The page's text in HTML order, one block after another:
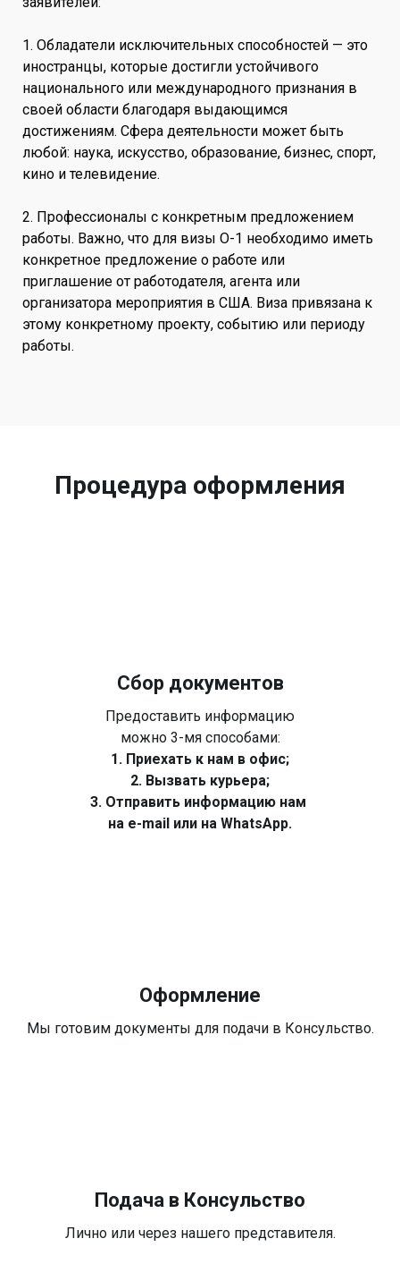
1. Обладатели исключительных способностей — это
иностранцы, которые достигли устойчивого
национального или международного признания в
своей области благодаря выдающимся
достижениям. Сфера деятельности может быть
любой: наука, искусство, образование, бизнес, спорт,
кино и телевидение.
2. Профессионалы с конкретным предложением
работы. Важно, что для визы O-1 необходимо иметь
конкретное предложение о работе или
приглашение от работодателя, агента или
организатора мероприятия в США. Виза привязана к
этому конкретному проекту, событию или периоду
работы.
Процедура оформления
Сбор документов
Предоставить информацию
можно 3-мя способами:
1. Приехать к нам в офис;
2. Вызвать курьера;
3. Отправить информацию нам
на e-mail или на WhatsApp.
Оформление
Мы готовим документы для подачи в Консульство.
Подача в Консульство
Лично или через нашего представителя.